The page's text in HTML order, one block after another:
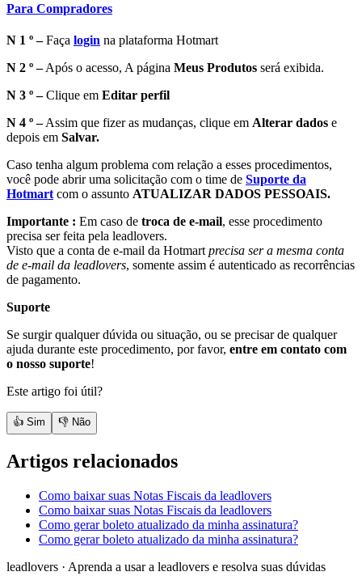
Para Compradores
N 1 º –Faça login na plataforma Hotmart
N 2 º –Após o acesso, A página Meus Produtos será exibida.
N 3 º –Clique em Editar perfil
N 4 º –Assim que fizer as mudanças, clique em Alterar dados e
depois em Salvar.
Caso tenha algum problema com relação a esses procedimentos,
você pode abrir uma solicitação com o time de Suporte da
Hotmart com o assunto ATUALIZAR DADOS PESSOAIS.
Importante : Em caso de troca de e-mail, esse procedimento
precisa ser feita pela leadlovers.
Visto que a conta de e-mail da Hotmart precisa ser a mesma conta
de e-mail da leadlovers, somente assim é autenticado as recorrências
de pagamento.
Suporte
Se surgir qualquer dúvida ou situação, ou se precisar de qualquer
ajuda durante este procedimento, por favor, entre em contato com
o nosso suporte!
Este artigo foi útil?
👍 Sim 👎 Não
Artigos relacionados
Como baixar suas Notas Fiscais da leadlovers
Como baixar suas Notas Fiscais da leadlovers
Como gerar boleto atualizado da minha assinatura?
Como gerar boleto atualizado da minha assinatura?
leadlovers · Aprenda a usar a leadlovers e resolva suas dúvidas